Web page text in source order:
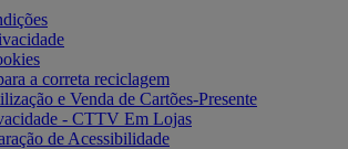
a correta reciclagem
e Venda de Cartões-Presente
- CTTV Em Lojas
de Acessibilidade